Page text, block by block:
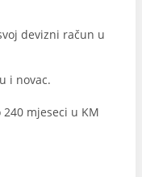
devizni račun u
i novac.
mjeseci u KM